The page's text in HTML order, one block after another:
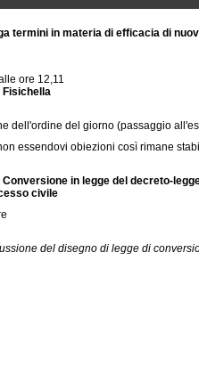
termini in materia di efficacia di
ore 12,11
Fisichella
dell'ordine del giorno (passaggio
essendovi obiezioni così rimane
Conversione in legge del decreto-
civile
del disegno di legge di